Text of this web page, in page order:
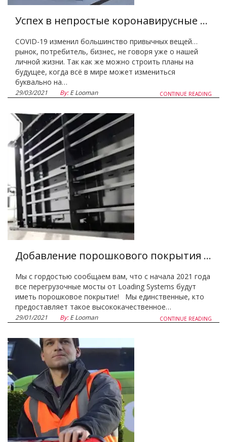
Успех в непростые коронавирусные времена - Loading Systems выбирает серьезный подход
COVID-19 изменил большинство привычных вещей…
рынок, потребитель, бизнес, не говоря уже о нашей
личной жизни. Так как же можно строить планы на
будущее, когда всё в мире может измениться
буквально на…
CONTINUE READING
29/03/2021 By:E Looman
Добавление порошкового покрытия для перегрузочных мостов
Мы с гордостью сообщаем вам, что с начала 2021 года
все перегрузочные мосты от Loading Systems будут
иметь порошковое покрытие! Мы единственные, кто
предоставляет такое высококачественное…
CONTINUE READING
29/01/2021 By:E Looman